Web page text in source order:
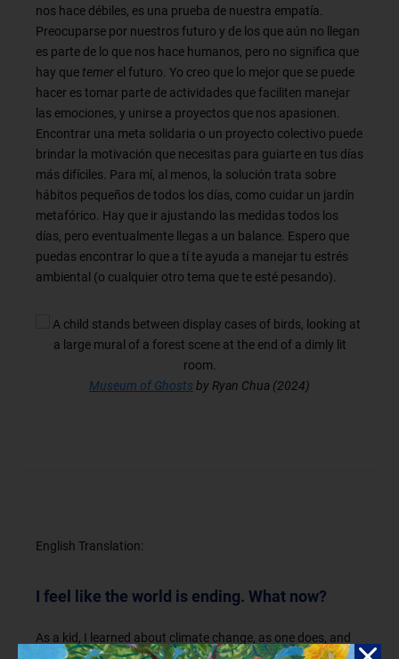
nos hace débiles, es una prueba de nuestra empatía.
Preocuparse por nuestros futuro y de los que aún no llegan
es parte de lo que nos hace humanos, pero no significa que
hay que temer el futuro. Yo creo que lo mejor que se puede
hacer es tomar parte de actividades que faciliten manejar
las emociones, y unirse a proyectos que nos apasionen.
Encontrar una meta solidaria o un proyecto colectivo puede
brindar la motivación que necesitas para guiarte en tus días
más difíciles. Para mí, al menos, la solución trata sobre
hábitos pequeños de todos los días, como cuidar un jardín
metafórico. Hay que ir ajustando las medidas todos los
días, pero eventualmente llegas a un balance. Espero que
puedas encontrar lo que a tí te ayuda a manejar tu estrés
ambiental (o cualquier otro tema que te esté pesando).
Museum of Ghosts by Ryan Chua (2024)
English Translation:
I feel like the world is ending. What now?
As a kid, I learned about climate change, as one does, and